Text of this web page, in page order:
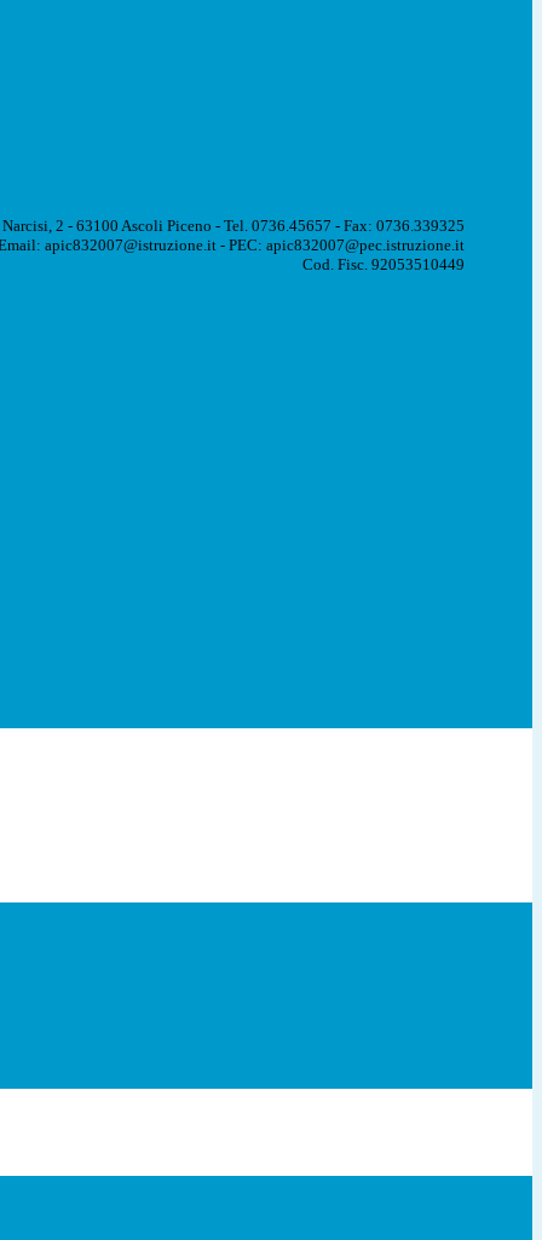
2 - 63100 Ascoli Piceno - Tel. 0736.45657 - Fax: 0736.339325
apic832007@istruzione.it - PEC: apic832007@pec.istruzione.it
Cod. Fisc. 92053510449